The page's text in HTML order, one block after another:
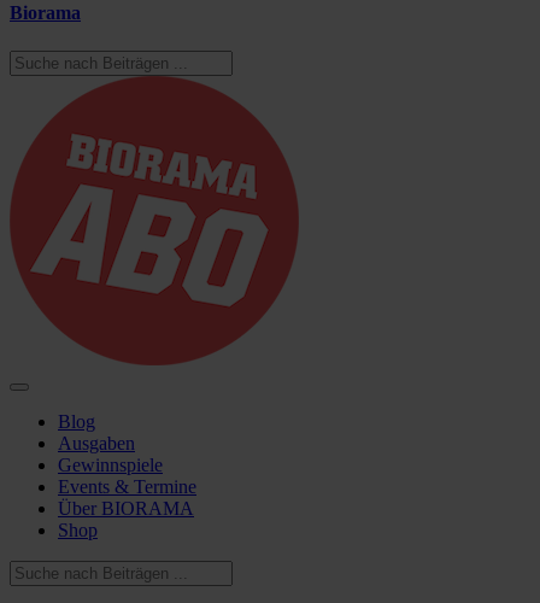
Biorama
Blog
Ausgaben
Gewinnspiele
Events & Termine
Über BIORAMA
Shop